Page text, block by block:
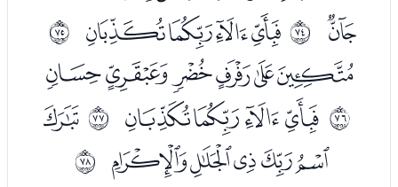
ﭩ ﱉ ﭫﭬﭭﭮ ﱊ
ﭰﭱﭲﭳﭴﭵ
ﱋ ﭷﭸﭹﭺ ﱌ ﭼ
ﭽﭾﭿﮀﮁ ﱍ